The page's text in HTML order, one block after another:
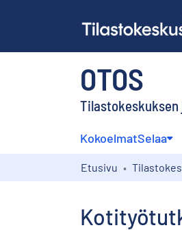
OTOS
KokoelmatSelaa
Etusivu